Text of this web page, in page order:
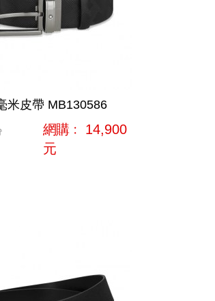
米皮帶 MB130586
網購﹕ 14,900
元